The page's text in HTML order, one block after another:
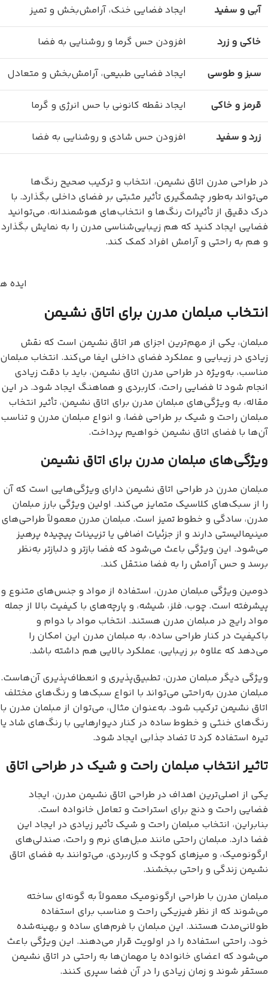
آبی و سفید ایجاد فضایی خنک، آرامش‌بخش و تمیز
خاکی و زرد افزودن حس گرما و روشنایی به فضا
سبز و طوسی ایجاد فضایی طبیعی، آرامش‌بخش و متعادل
قرمز و خاکی ایجاد نقطه کانونی با حس انرژی و گرما
زرد و سفید افزودن حس شادی و روشنایی به فضا
در طراحی مدرن اتاق نشیمن، انتخاب و ترکیب صحیح رنگ‌ها
می‌تواند به‌طور چشمگیری تأثیر مثبتی بر فضای داخلی بگذارد. با
درک دقیق از تأثیرات رنگ‌ها و انتخاب‌های هوشمندانه، می‌توانید
فضایی ایجاد کنید که هم زیبایی‌شناسی مدرن را به نمایش بگذارد
و هم به راحتی و آرامش افراد کمک کند.
ایده
انتخاب مبلمان مدرن برای اتاق نشیمن
مبلمان، یکی از مهم‌ترین اجزای هر اتاق نشیمن است که نقش
زیادی در زیبایی و عملکرد فضای داخلی ایفا می‌کند. انتخاب مبلمان
مناسب، به‌ویژه در طراحی مدرن اتاق نشیمن، باید با دقت زیادی
انجام شود تا فضایی راحت، کاربردی و هماهنگ ایجاد شود. در این
مقاله، به ویژگی‌های مبلمان مدرن برای اتاق نشیمن، تأثیر انتخاب
مبلمان راحت و شیک بر طراحی فضا، و انواع مبلمان مدرن و تناسب
آن‌ها با فضای اتاق نشیمن خواهیم پرداخت.
ویژگی‌های مبلمان مدرن برای اتاق نشیمن
مبلمان مدرن در طراحی اتاق نشیمن دارای ویژگی‌هایی است که آن
را از سبک‌های کلاسیک متمایز می‌کند. اولین ویژگی بارز مبلمان
مدرن، سادگی و خطوط تمیز است. مبلمان مدرن معمولاً طراحی‌های
مینیمالیستی دارند و از جزئیات اضافی یا تزیینات پیچیده پرهیز
می‌شود. این ویژگی باعث می‌شود که فضا بازتر و دلبازتر به‌نظر
برسد و حس آرامش را به فضا منتقل کند.
دومین ویژگی مبلمان مدرن، استفاده از مواد و جنس‌های متنوع و
پیشرفته است. چوب، فلز، شیشه، و پارچه‌های با کیفیت بالا از جمله
مواد رایج در مبلمان مدرن هستند. انتخاب مواد با دوام و
باکیفیت در کنار طراحی ساده، به مبلمان مدرن این امکان را
می‌دهد که علاوه بر زیبایی، عملکرد بالایی هم داشته باشد.
ویژگی دیگر مبلمان مدرن، تطبیق‌پذیری و انعطاف‌پذیری آن‌هاست.
مبلمان مدرن به‌راحتی می‌تواند با انواع سبک‌ها و رنگ‌های مختلف
اتاق نشیمن ترکیب شود. به‌عنوان مثال، می‌توان از مبلمان مدرن با
رنگ‌های خنثی و خطوط ساده در کنار دیوارهایی با رنگ‌های شاد یا
تیره استفاده کرد تا تضاد جذابی ایجاد شود.
تاثیر انتخاب مبلمان راحت و شیک در طراحی اتاق
یکی از اصلی‌ترین اهداف در طراحی اتاق نشیمن مدرن، ایجاد
فضایی راحت و دنج برای استراحت و تعامل خانواده است.
بنابراین، انتخاب مبلمان راحت و شیک تأثیر زیادی در ایجاد این
فضا دارد. مبلمان راحتی مانند مبل‌های نرم و راحت، صندلی‌های
ارگونومیک، و میزهای کوچک و کاربردی، می‌توانند به فضای اتاق
نشیمن زندگی و راحتی ببخشند.
مبلمان مدرن با طراحی ارگونومیک معمولاً به گونه‌ای ساخته
می‌شوند که از نظر فیزیکی راحت و مناسب برای استفاده
طولانی‌مدت هستند. این مبلمان با فرم‌های ساده و بهینه‌شده
خود، راحتی استفاده را در اولویت قرار می‌دهند. این ویژگی باعث
می‌شود که اعضای خانواده یا مهمان‌ها به راحتی در اتاق نشیمن
مستقر شوند و زمان زیادی را در آن فضا سپری کنند.